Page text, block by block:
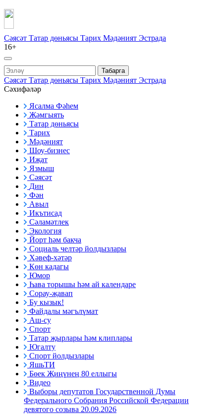
Сәясәт Татар дөньясы Тарих Мәдәният Эстрада
16+
Табарга
Сәясәт Татар дөньясы Тарих Мәдәният Эстрада
Сәхифәләр
Ясалма Фәһем
Җәмгыять
Татар дөньясы
Тарих
Мәдәният
Шоу-бизнес
Иҗат
Язмыш
Сәясәт
Дин
Фән
Авыл
Икътисад
Сәламәтлек
Экология
Йорт һәм бакча
Социаль челтәр йолдызлары
Хәвеф-хәтәр
Көн кадагы
Юмор
Һава торышы һәм ай календаре
Сорау-җавап
Бу кызык!
Файдалы мәгълүмат
Аш-су
Спорт
Татар җырлары һәм клиплары
Югалту
Спорт йолдызлары
ЯшьТИ
Бөек Җиңүнең 80 еллыгы
Видео
Выборы депутатов Государственной Думы
Федерального Собрания Российской Федерации
девятого созыва 20.09.2026